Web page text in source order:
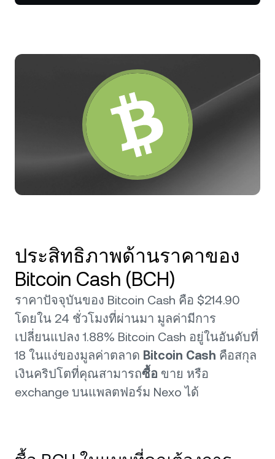
ฟิวเจอร์ส
โปรแกรม Loyalty
DOT 1.92%
SOL
Wealth Academy
ประสิทธิภาพด้านราคาของ
Bitcoin Cash (BCH)
ราคาปัจจุบันของ Bitcoin Cash คือ $214.90
โดยใน 24 ชั่วโมงที่ผ่านมา มูลค่ามีการ
เปลี่ยนแปลง 1.88% Bitcoin Cash อยู่ในอันดับที่
18 ในแง่ของมูลค่าตลาด Bitcoin Cash คือสกุล
เงินคริปโตที่คุณสามารถซื้อ ขาย หรือ
exchange บนแพลตฟอร์ม Nexo ได้